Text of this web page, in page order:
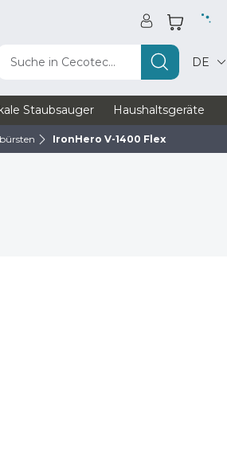
Suche in Cecotec... DE
Staubsauger Haushaltsgeräte
IronHero V-1400 Flex